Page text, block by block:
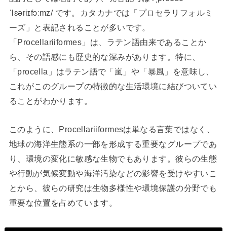
ˈlɛəriɪfɔːmz/ です。カタカナでは「プロセラリフォルミ
ーズ」と表記されることが多いです。
「Procellariiformes」は、ラテン語由来であることか
ら、その語感にも歴史的な深みがあります。特に、
「procella」はラテン語で「嵐」や「暴風」を意味し、
これがこのグループの特徴的な生活環境に結びついてい
ることがわかります。
このように、Procellariiformesは単なる言葉ではなく、
地球の海洋生態系の一部を形成する重要なグループであ
り、環境の変化に敏感な生物でもあります。彼らの生態
や行動が気候変動や海洋汚染などの影響を受けやすいこ
とから、彼らの研究は生物多様性や環境保護の分野でも
重要な位置を占めています。